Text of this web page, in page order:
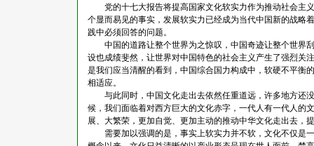
党的十七大报告将提高国家文化软实力作为推动社会主
个显而易见的事实，发展软实力已经成为当代中国新的战略
践中必须回答的问题。
中国的道路让整个世界为之惊叹，中国奇迹让整个世界
设也成绩斐然，让世界对中国特色的社会主义产生了强烈关
是我们应当清醒的看到，中国综合国力构成中，软硬不平衡
相适应。
与此同时，中国文化走出去依然任重道远，许多地方还
候，我们面临着对西方巨大的文化赤字，一代人有一代人的
展、大繁荣，更加自觉、更加主动的推动中华文化走出去，
需要加以强调的是，事实上软实力并不软，文化不仅是